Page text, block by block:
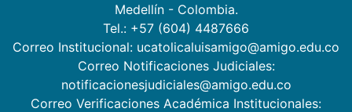
Medellín - Colombia.
Tel.: +57 (604) 4487666
Correo Institucional: ucatolicaluisamigo@amigo.edu.co
Correo Notificaciones Judiciales:
notificacionesjudiciales@amigo.edu.co
Correo Verificaciones Académica Institucionales: